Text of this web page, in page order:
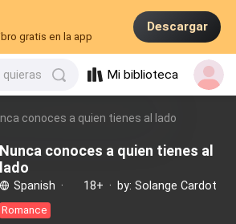
gratis en la app
Descargar
quieras Mi biblioteca
conoces a quien tienes al lado
Nunca conoces a quien tienes al
lado
Spanish · 18+ · by: Solange Cardot
Romance